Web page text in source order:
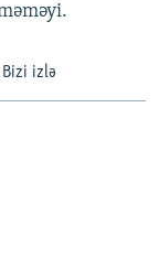
Bizi izlə